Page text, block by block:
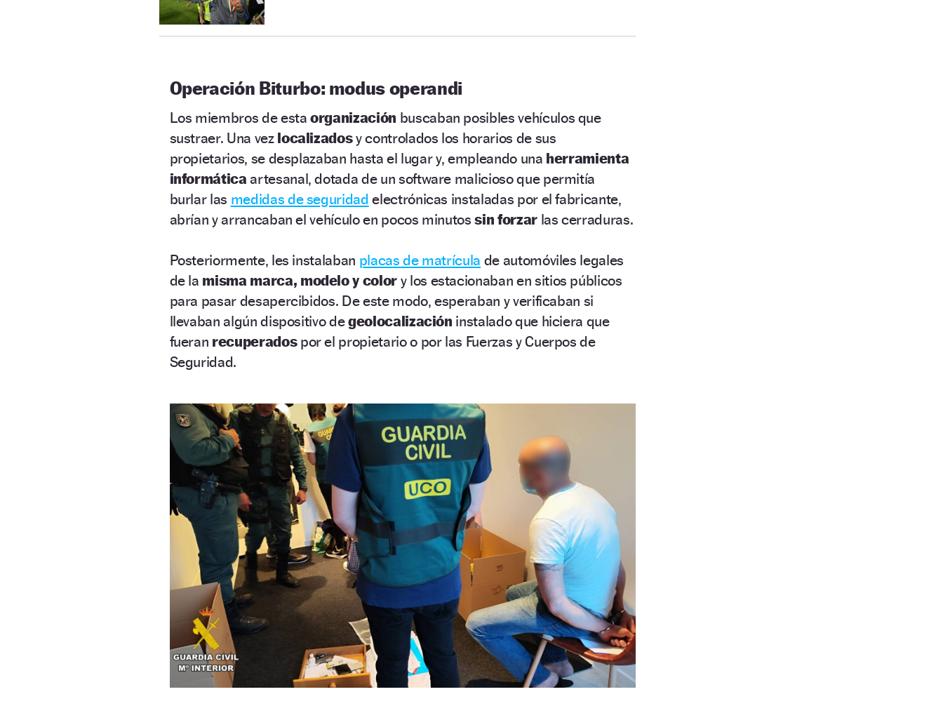
Operación Biturbo: modus operandi
Los miembros de estaorganización buscaban posibles vehículos que
sustraer. Una vez localizadosy controlados los horarios de sus
propietarios, se desplazaban hasta el lugar y, empleando una herramienta
informática artesanal, dotada de un software malicioso que permitía
burlar las medidas de seguridad electrónicas instaladas por el fabricante,
abrían y arrancaban el vehículo en pocos minutossin forzar las cerraduras.
Posteriormente, les instalaban placas de matrícula de automóviles legales
de la misma marca, modelo y colory los estacionaban en sitios públicos
para pasar desapercibidos. De este modo, esperaban y verificaban si
llevaban algún dispositivo degeolocalización instalado que hiciera que
fueran recuperadospor el propietario o por las Fuerzas y Cuerpos de
Seguridad.